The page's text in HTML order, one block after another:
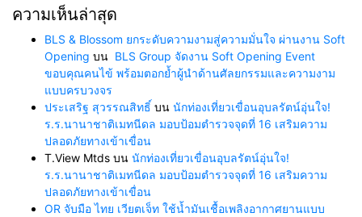
ความเห็นล่าสุด
BLS & Blossom ยกระดับความงามสู่ความมั่นใจ ผ่านงาน Soft
Opening บน BLS Group จัดงาน Soft Opening Event
ขอบคุณคนไข้ พร้อมตอกย้ำผู้นำด้านศัลยกรรมและความงาม
แบบครบวงจร
ประเสริฐ สุวรรณสิทธิ์ บน นักท่องเที่ยวเขื่อนอุบลรัตน์อุ่นใจ!
ร.ร.นานาชาติเมทนีดล มอบป้อมตำรวจจุดที่ 16 เสริมความ
ปลอดภัยทางเข้าเขื่อน
T.View Mtds บน นักท่องเที่ยวเขื่อนอุบลรัตน์อุ่นใจ!
ร.ร.นานาชาติเมทนีดล มอบป้อมตำรวจจุดที่ 16 เสริมความ
ปลอดภัยทางเข้าเขื่อน
OR จับมือ ไทย เวียตเจ็ท ใช้น้ำมันเชื้อเพลิงอากาศยานแบบ